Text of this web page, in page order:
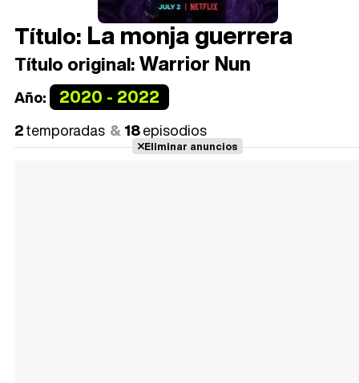
Título: La monja guerrera
Título original:Warrior Nun
Año: 2020 - 2022
2temporadas 18episodios
Eliminar anuncios